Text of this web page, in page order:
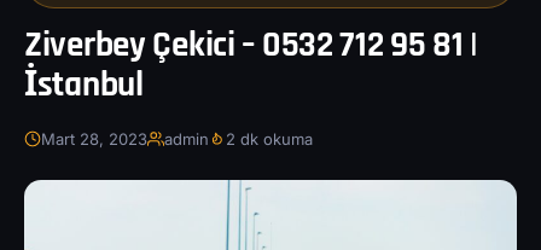
Ziverbey Çekici – 0532 712 95 81 |
İstanbul
Mart 28, 2023 admin 2 dk okuma